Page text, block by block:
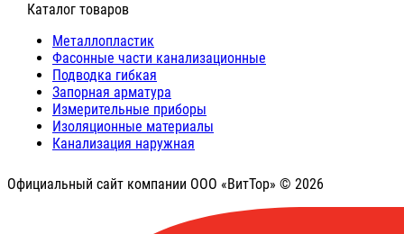
⠀Каталог товаров
Металлопластик
Фасонные части канализационные
Подводка гибкая
Запорная арматура
Измерительные приборы
Изоляционные материалы
Канализация наружная
Официальный сайт компании ООО «ВитТор» © 2026